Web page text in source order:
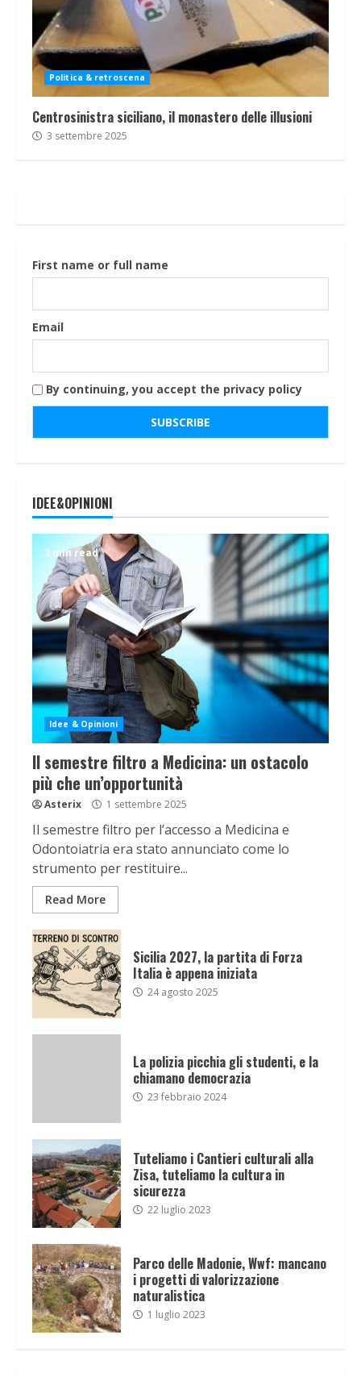
Politica & retroscena
Centrosinistra siciliano, il monastero delle illusioni
3 settembre 2025
First name or full name
Email
By continuing, you accept the privacy policy
IDEE&OPINIONI
2 min read
Idee & Opinioni
Il semestre filtro a Medicina: un ostacolo
più che un’opportunità
Asterix 1 settembre 2025
Il semestre filtro per l’accesso a Medicina e
Odontoiatria era stato annunciato come lo
strumento per restituire...
Read More
Sicilia 2027, la partita di Forza
Italia è appena iniziata
24 agosto 2025
La polizia picchia gli studenti, e la
chiamano democrazia
23 febbraio 2024
Tuteliamo i Cantieri culturali alla
Zisa, tuteliamo la cultura in
sicurezza
22 luglio 2023
Parco delle Madonie, Wwf: mancano
i progetti di valorizzazione
naturalistica
1 luglio 2023